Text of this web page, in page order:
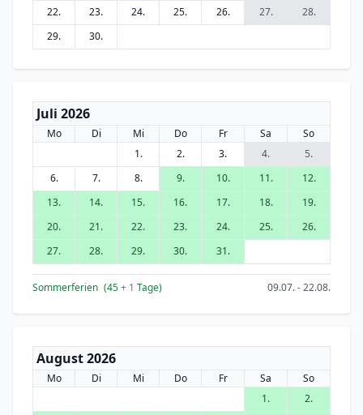
22. 23. 24. 25. 26. 27.
28.
29.
30.
Juli 2026
Mo Di Mi Do Fr Sa
So
1.
2. 3. 4.
5.
6.
7. 8. 9. 10. 11.
12.
13.
14. 15. 16. 17. 18.
19.
20.
21. 22. 23. 24. 25.
26.
27.
28. 29. 30. 31.
Sommerferien (45+ 1 Tage) 09.07. - 22.08.
August 2026
Mo Di Mi Do Fr Sa
So
1.
2.